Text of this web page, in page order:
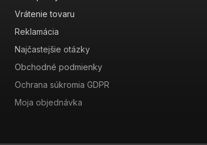
Vrátenie tovaru
Reklamácia
Najčastejšie otázky
Obchodné podmienky
Ochrana súkromia GDPR
Moja objednávka